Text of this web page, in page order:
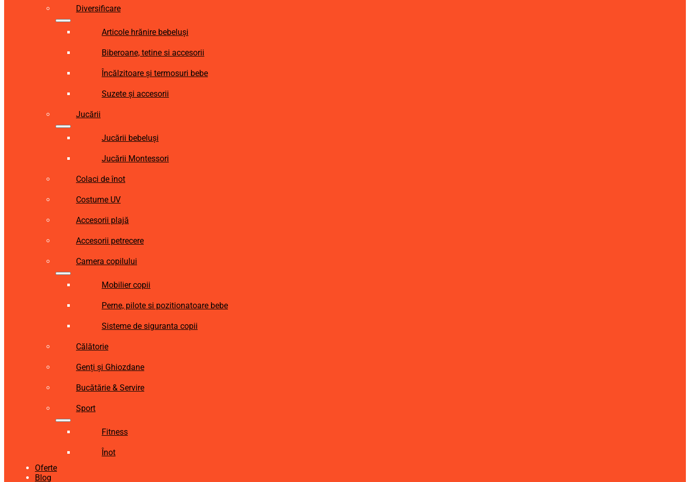
Diversificare
Articole hrănire bebeluși
Biberoane, tetine si accesorii
Încălzitoare și termosuri bebe
Suzete și accesorii
Jucării
Jucării bebeluși
Jucării Montessori
Colaci de înot
Costume UV
Accesorii plajă
Accesorii petrecere
Camera copilului
Mobilier copii
Perne, pilote si pozitionatoare bebe
Sisteme de siguranta copii
Călătorie
Genți și Ghiozdane
Bucătărie & Servire
Sport
Fitness
Înot
Oferte
Blog